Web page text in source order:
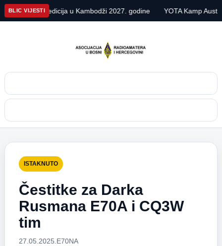
BLIC VIJESTI
DX ekspedicija u Kambodži 2027. godine YOTA Kamp Austrija
ISTAKNUTO
Čestitke za Darka
Rusmana E70A i CQ3W
tim
27.05.2025. E70NA